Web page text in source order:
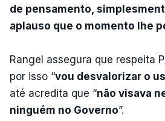
de pensamento,
aplauso que o momento lhe
Rangel assegura que respeita
por isso “vou desvalorizar o
até acredita que “não visava
ninguém no Governo”.